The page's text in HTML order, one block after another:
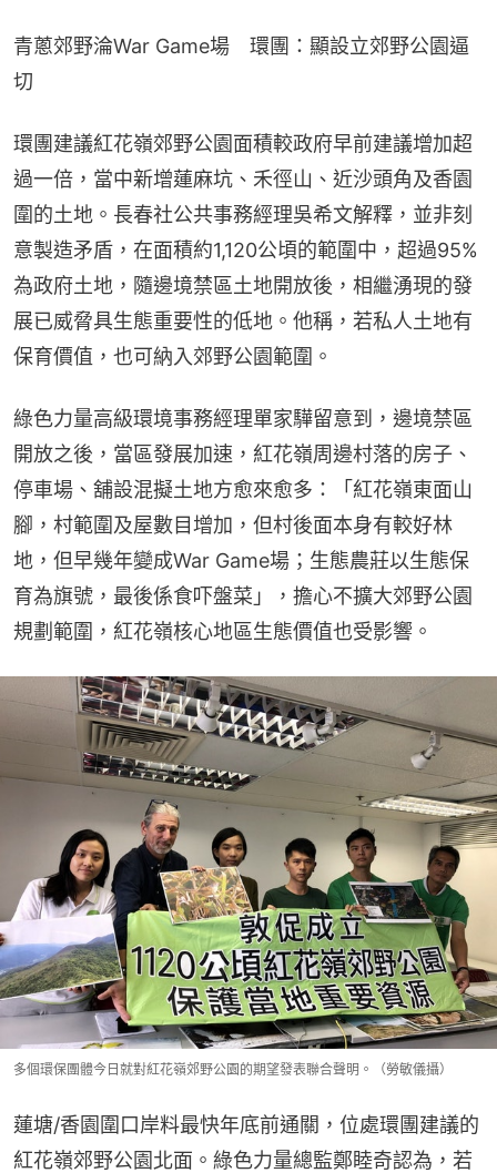
青蔥郊野淪War Game場　環團：顯設立郊野公園逼
切
環團建議紅花嶺郊野公園面積較政府早前建議增加超
過一倍，當中新增蓮麻坑、禾徑山、近沙頭角及香園
圍的土地。長春社公共事務經理吳希文解釋，並非刻
意製造矛盾，在面積約1,120公頃的範圍中，超過95%
為政府土地，隨邊境禁區土地開放後，相繼湧現的發
展已威脅具生態重要性的低地。他稱，若私人土地有
保育價值，也可納入郊野公園範圍。
綠色力量高級環境事務經理單家驊留意到，邊境禁區
開放之後，當區發展加速，紅花嶺周邊村落的房子、
停車場、舖設混擬土地方愈來愈多：「紅花嶺東面山
腳，村範圍及屋數目增加，但村後面本身有較好林
地，但早幾年變成War Game場；生態農莊以生態保
育為旗號，最後係食吓盤菜」，擔心不擴大郊野公園
規劃範圍，紅花嶺核心地區生態價值也受影響。
多個環保團體今日就對紅花嶺郊野公園的期望發表聯合聲明。（勞敏儀攝）
蓮塘/香園圍口岸料最快年底前通關，位處環團建議的
紅花嶺郊野公園北面。綠色力量總監鄭睦奇認為，若